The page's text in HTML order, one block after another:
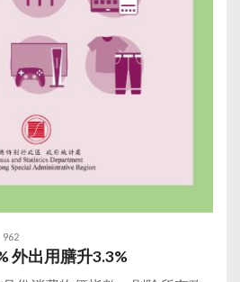
962
外出用膳升3.3%